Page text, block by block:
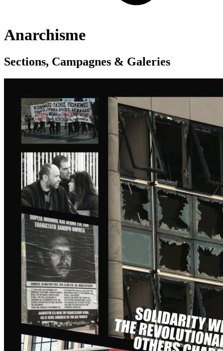
Anarchisme
Sections, Campagnes & Galeries